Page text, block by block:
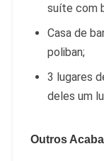
suíte com
Casa de
poliban;
3 lugares
deles um
Outros